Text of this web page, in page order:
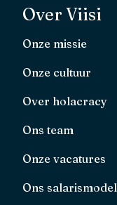
Over Viisi
Onze missie
Onze cultuur
Over holacracy
Ons team
Onze vacatures
Ons salarismodel